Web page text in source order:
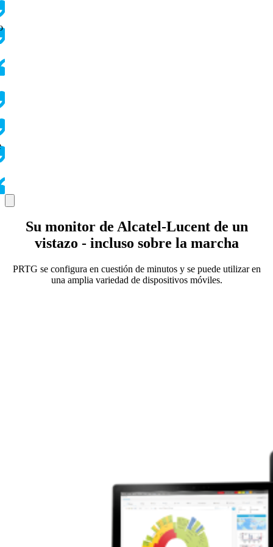
Su monitor de Alcatel-Lucent de un
vistazo - incluso sobre la marcha
PRTG se configura en cuestión de minutos y se puede utilizar en
una amplia variedad de dispositivos móviles.